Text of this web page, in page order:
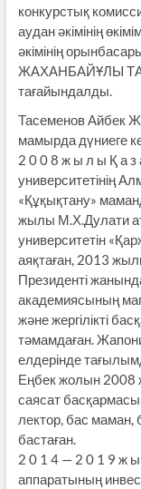
конкурстық
аудан әкімінің
әкімінің
ЖАХАНБАЙҰЛЫ
тағайындалды.
Тасеменов Айбек
мамырда дүниеге
2 0 0 8 ж ы л ы Қ а з
университетінің
«Құқықтану»
жылы М.Х.Дулати
университетін
аяқтаған, 2013
Президенті
академиясының
және жергілікті
тәмамдаған.
елдерінде
Еңбек жолын 2008
саясат
лектор, бас маман,
бастаған.
2 0 1 4 — 2 0 1 9 ж ы
аппаратының